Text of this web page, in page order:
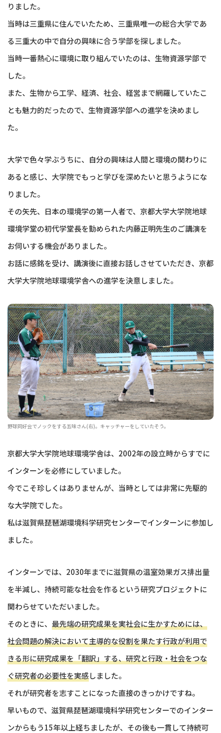
りました。
当時は三重県に住んでいたため、三重県唯一の総合大学であ
る三重大の中で自分の興味に合う学部を探しました。
当時一番熱心に環境に取り組んでいたのは、生物資源学部で
した。
また、生物から工学、経済、社会、経営まで網羅していたこ
とも魅力的だったので、生物資源学部への進学を決めまし
た。
大学で色々学ぶうちに、自分の興味は人間と環境の関わりに
あると感じ、大学院でもっと学びを深めたいと思うようにな
りました。
その矢先、日本の環境学の第一人者で、京都大学大学院地球
環境学堂の初代学堂長を勤められた内藤正明先生のご講演を
お伺いする機会がありました。
お話に感銘を受け、講演後に直接お話しさせていただき、京都
大学大学院地球環境学舎への進学を決意しました。
野球同好会でノックをする五味さん(右)。キャッチャーをしていたそう。
京都大学大学院地球環境学舎は、2002年の設立時からすでに
インターンを必修にしていました。
今でこそ珍しくはありませんが、当時としては非常に先駆的
な大学院でした。
私は滋賀県琵琶湖環境科学研究センターでインターンに参加し
ました。
インターンでは、2030年までに滋賀県の温室効果ガス排出量
を半減し、持続可能な社会を作るという研究プロジェクトに
関わらせていただいました。
そのときに、 最先端の研究成果を実社会に生かすためには、
社会問題の解決において主導的な役割を果たす行政が利用で
きる形に研究成果を「翻訳」する、研究と行政・社会をつな
ぐ研究者の必要性を実感しました。
それが研究者を志すことになった直接のきっかけですね。
早いもので、滋賀県琵琶湖環境科学研究センターでのインター
ンからもう15年以上経ちましたが、その後も一貫して持続可